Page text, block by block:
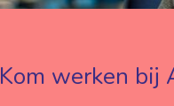
Kom werken bij